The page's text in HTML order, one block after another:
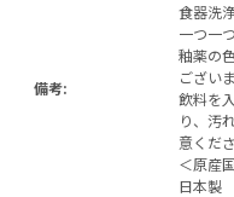
備考:
食器洗
一つ一
釉薬の
ござい
飲料を
り、汚
意くだ
＜原産
日本製